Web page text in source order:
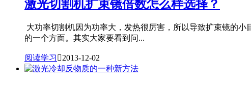
激光切割机扩束镜倍数怎么样选择？
大功率切割机因为功率大，发热很厉害，所以导致扩束镜的
的一个方面。其实大家要看到问...
阅读学习 2013-12-02